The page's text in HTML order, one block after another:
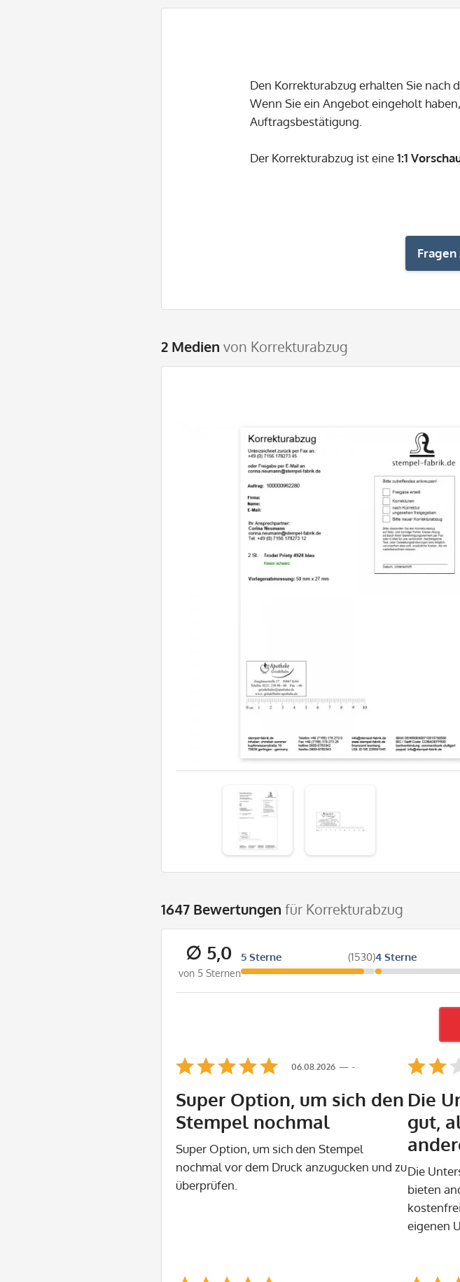
Den Korrekturabzug erhalten Sie
Wenn Sie ein Angebot eingeholt
Auftragsbestätigung.
Der Korrekturabzug ist eine1:1
2 Medien von Korrekturabzug
1647 Bewertungen für Korrekturabzug
∅ 5,0
von 5 Sternen
5 Sterne (1530)4 Sterne
-
06.08.2026
Super Option, um sich den
Stempel nochmal
Super Option, um sich den Stempel
nochmal vor dem Druck anzugucken und zu
überprüfen.
Die
gut,
Die
bieten
eigenen